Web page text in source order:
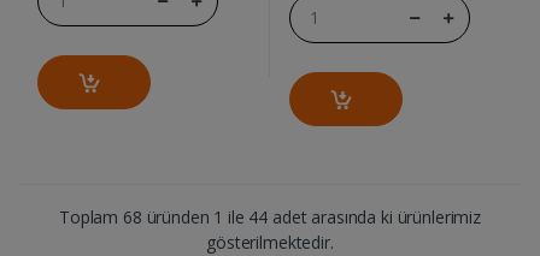
Toplam 68 üründen 1 ile 44 adet arasında ki ürünlerimiz
gösterilmektedir.